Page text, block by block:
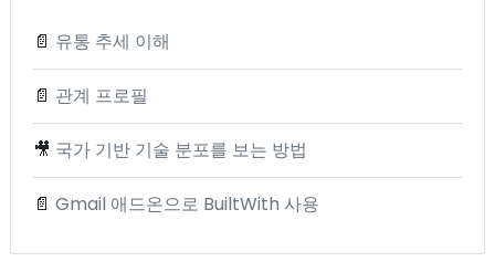
📄 유통 추세 이해
📄 관계 프로필
🎥 국가 기반 기술 분포를 보는 방법
📄 Gmail 애드온으로 BuiltWith 사용